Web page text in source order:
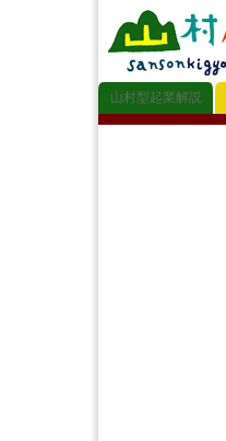
山村型起業解説